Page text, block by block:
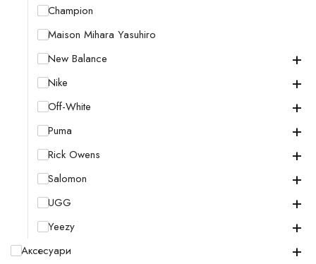
Champion
Maison Mihara Yasuhiro
New Balance
+
Nike +
Off-White +
Puma +
Rick Owens +
Salomon +
UGG +
Yeezy +
Аксесуари +